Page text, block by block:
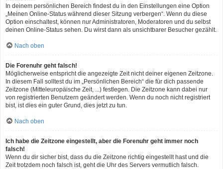
In deinem persönlichen Bereich findest du in den Einstellungen eine Option
„Meinen Online-Status während dieser Sitzung verbergen“. Wenn du diese
Option einschaltest, können nur Administratoren, Moderatoren und du selbst
deinen Online-Status sehen. Du wirst dann als unsichtbarer Besucher gezählt.
Nach oben
Die Forenuhr geht falsch!
Möglicherweise entspricht die angezeigte Zeit nicht deiner eigenen Zeitzone.
In diesem Fall solltest du im „Persönlichen Bereich“ die für dich passende
Zeitzone (Mitteleuropäische Zeit, ...) festlegen. Die Zeitzone kann dabei nur
von registrierten Benutzern geändert werden. Wenn du noch nicht registriert
bist, ist dies ein guter Grund, dies jetzt zu tun.
Nach oben
Ich habe die Zeitzone eingestellt, aber die Forenuhr geht immer noch
falsch!
Wenn du dir sicher bist, dass du die Zeitzone richtig eingestellt hast und die
Zeit trotzdem noch falsch ist, geht die Uhr des Servers vermutlich falsch.